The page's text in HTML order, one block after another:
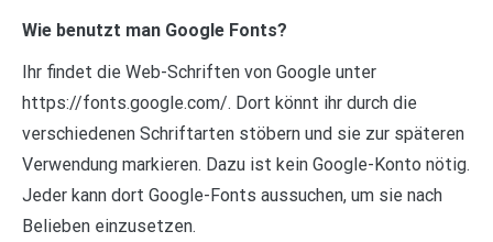
Wie benutzt man Google Fonts?
Ihr findet die Web-Schriften von Google unter
https://fonts.google.com/. Dort könnt ihr durch die
verschiedenen Schriftarten stöbern und sie zur späteren
Verwendung markieren. Dazu ist kein Google-Konto nötig.
Jeder kann dort Google-Fonts aussuchen, um sie nach
Belieben einzusetzen.